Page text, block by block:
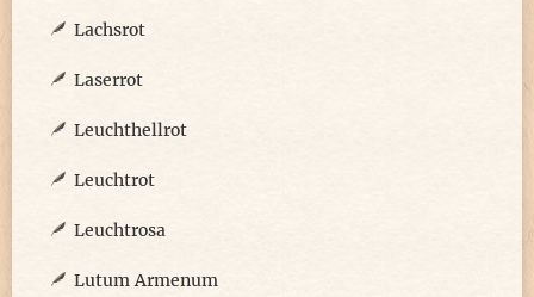
Lachsrot
Laserrot
Leuchthellrot
Leuchtrot
Leuchtrosa
Lutum Armenum